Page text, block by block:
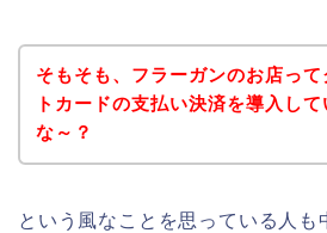
そもそも、フラーガンのお店って
トカードの支払い決済を導入し
な～？
という風なことを思っている人も